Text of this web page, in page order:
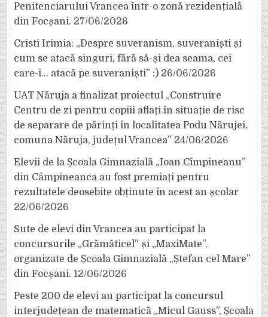
Penitenciarului Vrancea într-o zonă rezidențială
din Focșani. 27/06/2026
Cristi Irimia: „Despre suveranism, suveraniști și
cum se atacă singuri, fără să-și dea seama, cei
care-i… atacă pe suveraniști” :) 26/06/2026
UAT Năruja a finalizat proiectul „Construire
Centru de zi pentru copiii aflați în situație de risc
de separare de părinți în localitatea Podu Nărujei,
comuna Năruja, județul Vrancea” 24/06/2026
Elevii de la Școala Gimnazială „Ioan Cîmpineanu”
din Câmpineanca au fost premiați pentru
rezultatele deosebite obținute în acest an școlar
22/06/2026
Sute de elevi din Vrancea au participat la
concursurile „Grămăticel” și „MaxiMate”,
organizate de Școala Gimnazială „Ștefan cel Mare”
din Focșani. 12/06/2026
Peste 200 de elevi au participat la concursul
interjudețean de matematică „Micul Gauss”, Școala